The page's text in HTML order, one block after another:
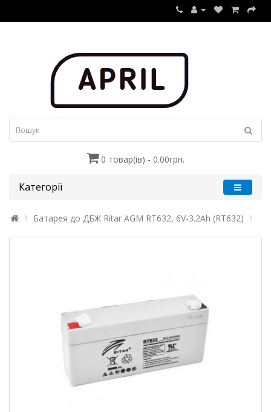
0 товар(ів) - 0.00грн.
Категорії
Батарея до ДБЖ Ritar AGM RT632, 6V-3.2Ah (RT632)